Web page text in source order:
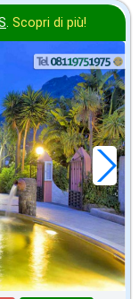
. Scopri di più!